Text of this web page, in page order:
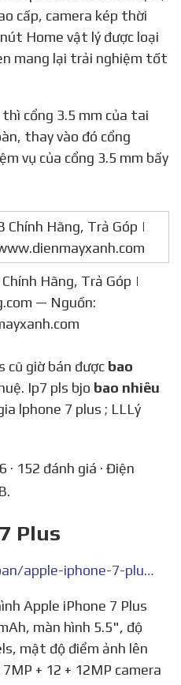
cấp, camera kép thời
Home vật lý được loại
mang lại trải nghiệm tốt
thay vào đó cổng
vụ của cổng 3.5 mm bấy
Hãng, Trả Góp |
— Nguồn:
cũ giờ bán được bao
Ip7 pls bjo bao nhiêu
lphone 7 plus ; LLLý
· 152 đánh giá · Điện
Plus
https://iprice.vn/gia-ban/apple-iphone-7-plus/
màn hình 5.5", độ
mật độ điểm ảnh lên
+ 12 + 12MP camera